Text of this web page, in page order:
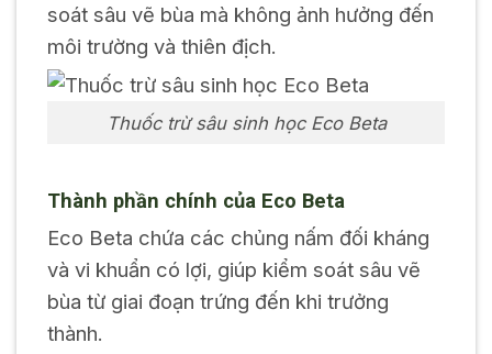
soát sâu vẽ bùa mà không ảnh hưởng đến
môi trường và thiên địch.
Thuốc trừ sâu sinh học Eco Beta
Thành phần chính của Eco Beta
Eco Beta chứa các chủng nấm đối kháng
và vi khuẩn có lợi, giúp kiểm soát sâu vẽ
bùa từ giai đoạn trứng đến khi trưởng
thành.